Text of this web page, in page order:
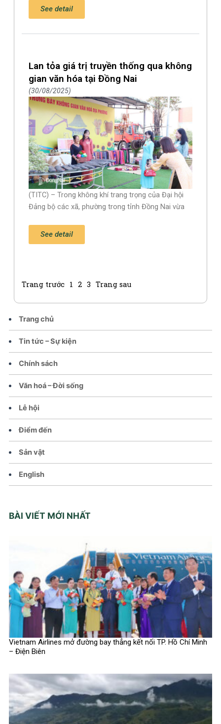
Trang chủ
Tin tức – Sự kiện
Chính sách
Văn hoá – Đời sống
Lễ hội
Điểm đến
Sản vật
English
BÀI VIẾT MỚI NHẤT
Vietnam Airlines mở đường bay thẳng kết nối TP. Hồ Chí Minh
– Điện Biên
See detail
Lan tỏa giá trị truyền thống qua không
gian văn hóa tại Đồng Nai
30/08/2025
(TITC) – Trong không khí trang trọng của Đại hội
Đảng bộ các xã, phường trong tỉnh Đồng Nai vừa
See detail
Trang trước 1 2 3 Trang sau